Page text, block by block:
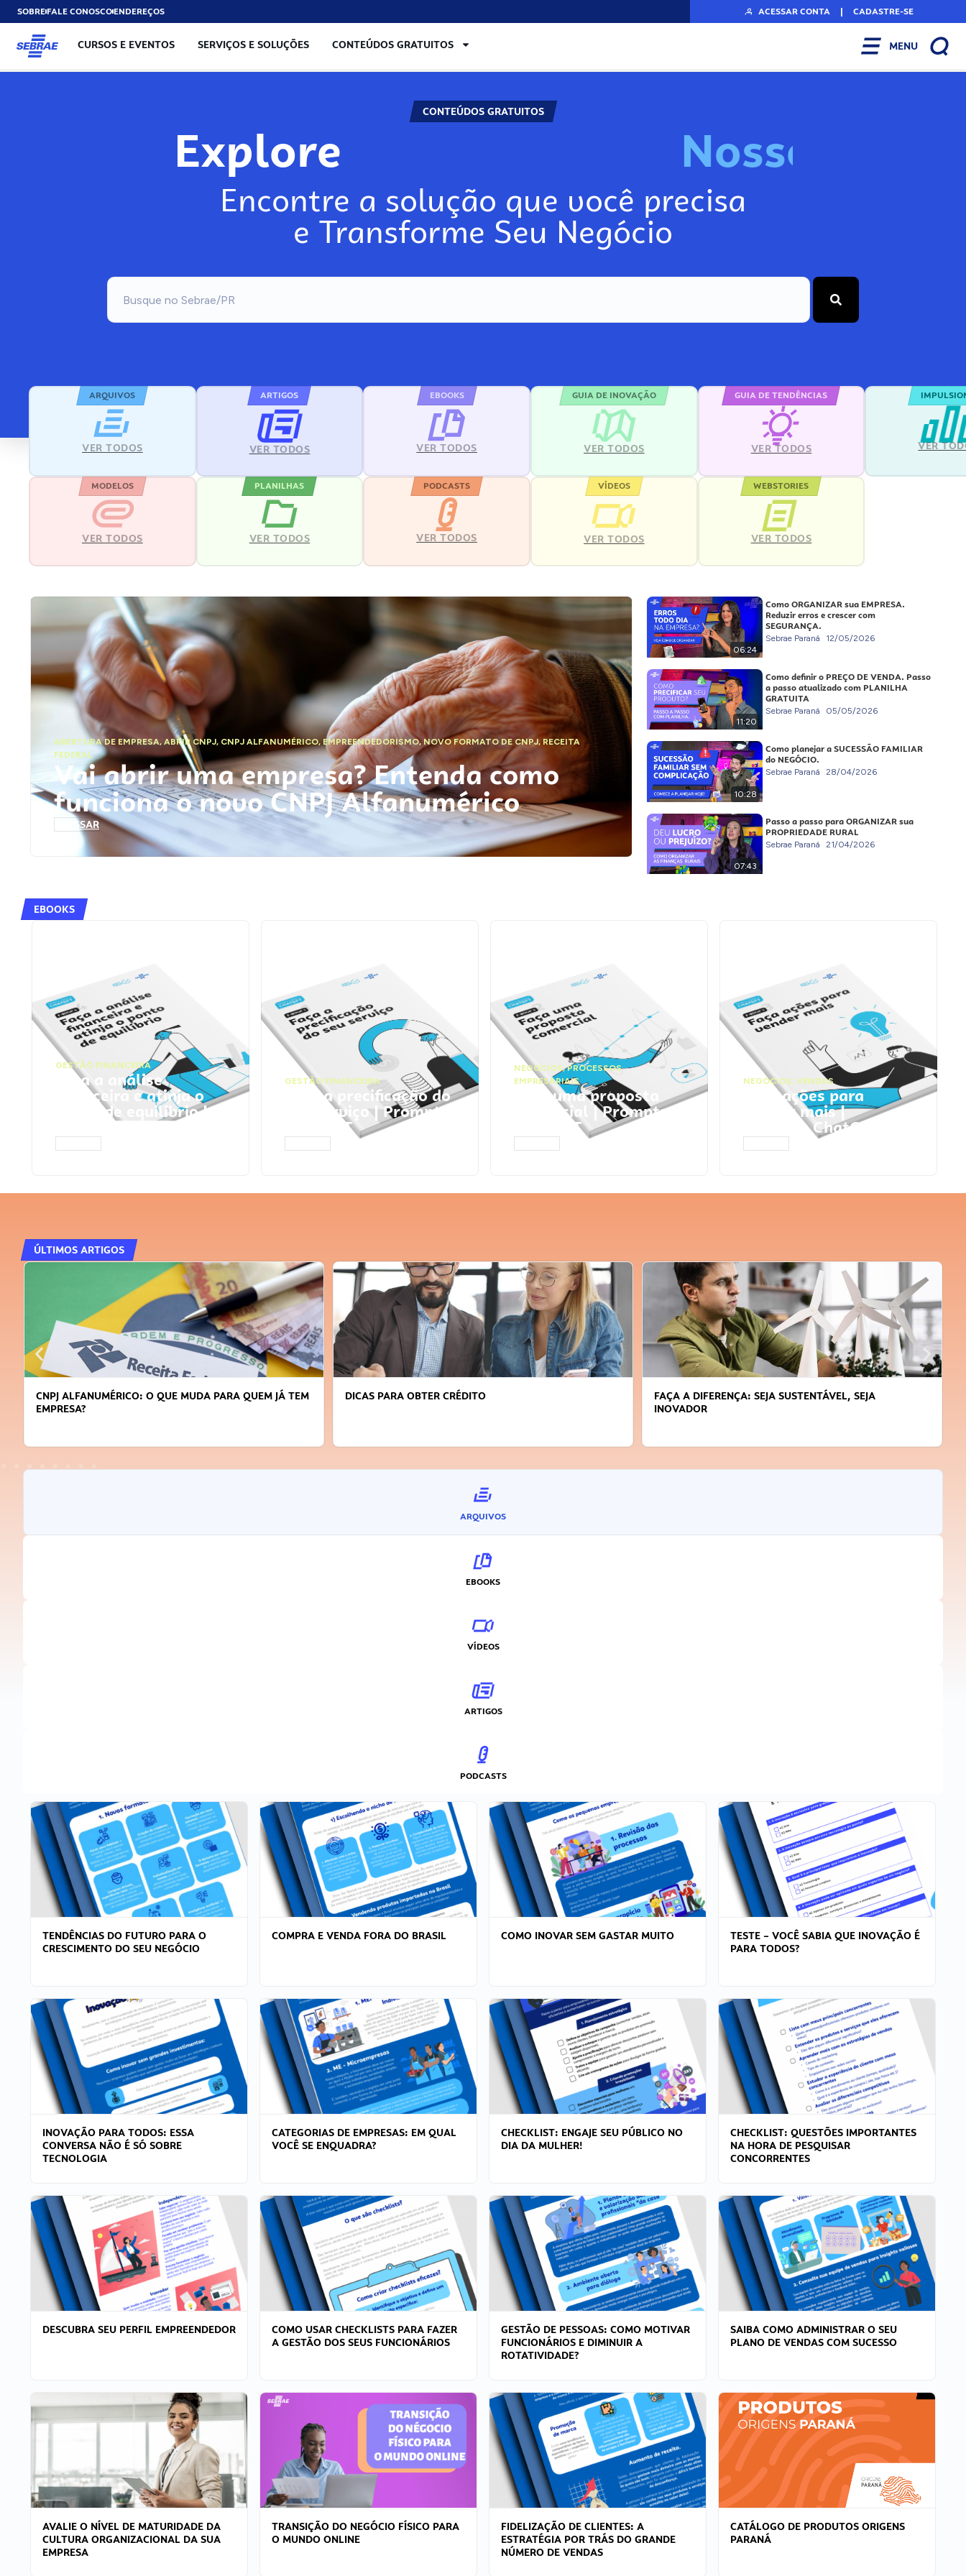
SOBREFALE CONOSCOENDEREÇOS ACESSAR CONTA | CADASTRE-SE
CURSOS E EVENTOS SERVIÇOS E SOLUÇÕES CONTEÚDOS GRATUITOS MENU
CONTEÚDOS GRATUITOS
Explore Nosso
Encontre a solução que você precisa
e Transforme Seu Negócio
ARQUIVOS
VER TODOS
ARTIGOS
VER TODOS
EBOOKS
VER TODOS
GUIA DE INOVAÇÃO
VER TODOS
GUIA DE TENDÊNCIAS
VER TODOS VER
MODELOS
VER TODOS
PLANILHAS
VER TODOS
PODCASTS
VER TODOS
VÍDEOS
VER TODOS
WEBSTORIES
VER TODOS
ABERTURA DE EMPRESA,ABRIR CNPJ, CNPJ ALFANUMÉRICO, EMPREENDEDORISMO,NOVO FORMATO DE CNPJ,RECEITA
FEDERAL
Vai abrir uma empresa? Entenda como
funciona o novo CNPJ Alfanumérico
ACESSAR
06:24
Como ORGANIZAR sua EMPRESA.
Reduzir erros e crescer com
SEGURANÇA.
Sebrae Paraná 12/05/2026
11:20
Como definir o PREÇO DE VENDA. Passo
a passo atualizado com PLANILHA
GRATUITA
Sebrae Paraná 05/05/2026
10:28
Como planejar a SUCESSÃO FAMILIAR
do NEGÓCIO.
Sebrae Paraná 28/04/2026
07:43
Passo a passo para ORGANIZAR sua
PROPRIEDADE RURAL
Sebrae Paraná 21/04/2026
EBOOKS
GESTÃO FINANCEIRA
Faça a análise
financeira e atinja o
ponto de equilíbrio |
Prompts ChatGPT
GESTÃO FINANCEIRA
Faça a precificação do
seu serviço | Prompts
ChatGPT
NEGÓCIOS,PROCESSOS
EMPRESARIAIS
Faça uma proposta
comercial | Prompts
ChatGPT
NEGÓCIOS, VENDAS
Faça ações para
vender mais |
Prompts ChatGPT
ÚLTIMOS ARTIGOS
CNPJ ALFANUMÉRICO: O QUE MUDA PARA QUEM JÁ TEM
EMPRESA?
DICAS PARA OBTER CRÉDITO
FAÇA A DIFERENÇA: SEJA SUSTENTÁVEL, SEJA
INOVADOR
ARQUIVOS
EBOOKS
VÍDEOS
ARTIGOS
PODCASTS
TENDÊNCIAS DO FUTURO PARA O
CRESCIMENTO DO SEU NEGÓCIO
COMPRA E VENDA FORA DO BRASIL COMO INOVAR SEM GASTAR MUITO
TESTE – VOCÊ SABIA QUE INOVAÇÃO É
PARA TODOS?
INOVAÇÃO PARA TODOS: ESSA
CONVERSA NÃO É SÓ SOBRE
TECNOLOGIA
CATEGORIAS DE EMPRESAS: EM QUAL
VOCÊ SE ENQUADRA?
CHECKLIST: ENGAJE SEU PÚBLICO NO
DIA DA MULHER!
CHECKLIST: QUESTÕES IMPORTANTES
NA HORA DE PESQUISAR
CONCORRENTES
DESCUBRA SEU PERFIL EMPREENDEDOR
COMO USAR CHECKLISTS PARA FAZER
A GESTÃO DOS SEUS FUNCIONÁRIOS
GESTÃO DE PESSOAS: COMO MOTIVAR
FUNCIONÁRIOS E DIMINUIR A
ROTATIVIDADE?
SAIBA COMO ADMINISTRAR O SEU
PLANO DE VENDAS COM SUCESSO
AVALIE O NÍVEL DE MATURIDADE DA
CULTURA ORGANIZACIONAL DA SUA
EMPRESA
TRANSIÇÃO DO NEGÓCIO FÍSICO PARA
O MUNDO ONLINE
FIDELIZAÇÃO DE CLIENTES: A
ESTRATÉGIA POR TRÁS DO GRANDE
NÚMERO DE VENDAS
CATÁLOGO DE PRODUTOS ORIGENS
PARANÁ